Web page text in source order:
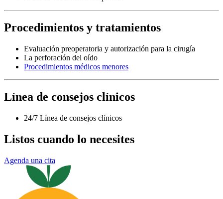
Procedimientos y tratamientos
Evaluación preoperatoria y autorización para la cirugía
La perforación del oído
Procedimientos médicos menores
Línea de consejos clínicos
24/7 Línea de consejos clínicos
Listos cuando lo necesites
Agenda una cita